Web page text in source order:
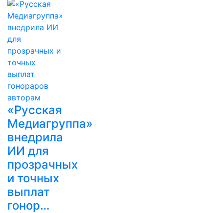
«Русская
Медиагруппа»
внедрила
ИИ для
прозрачных
и точных
выплат
гонор…